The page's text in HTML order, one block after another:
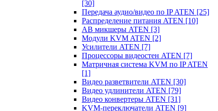
[30]
Передача аудио/видео по IP ATEN [25]
Распределение питания ATEN [10]
АВ микшеры ATEN [3]
Модули KVM ATEN [2]
Усилители ATEN [7]
Процессоры видеостен ATEN [7]
Матричная система KVM по IP ATEN
[1]
Видео разветвители ATEN [30]
Видео удлинители ATEN [79]
Видео конвертеры ATEN [31]
KVM-переключатели ATEN [9]